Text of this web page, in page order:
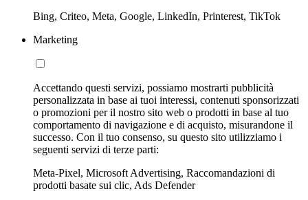
Bing, Criteo, Meta, Google, LinkedIn, Printerest, TikTok
Marketing
Accettando questi servizi, possiamo mostrarti pubblicità
personalizzata in base ai tuoi interessi, contenuti sponsorizzati
o promozioni per il nostro sito web o prodotti in base al tuo
comportamento di navigazione e di acquisto, misurandone il
successo. Con il tuo consenso, su questo sito utilizziamo i
seguenti servizi di terze parti:
Meta-Pixel, Microsoft Advertising, Raccomandazioni di
prodotti basate sui clic, Ads Defender